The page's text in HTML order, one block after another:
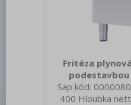
Fritéza
podestavbou
Sap kód:
400 Hloubka